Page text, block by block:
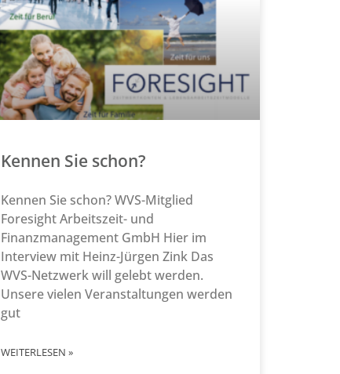
Kennen Sie schon?
Kennen Sie schon? WVS-Mitglied
Foresight Arbeitszeit- und
Finanzmanagement GmbH Hier im
Interview mit Heinz-Jürgen Zink Das
WVS-Netzwerk will gelebt werden.
Unsere vielen Veranstaltungen werden
gut
WEITERLESEN »